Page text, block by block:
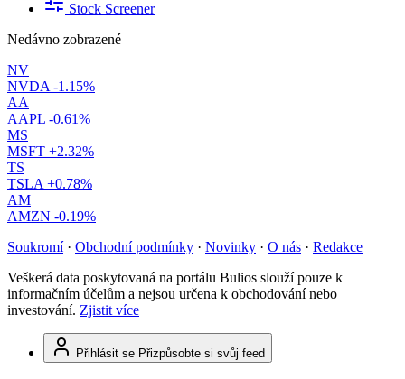
Stock Screener
Nedávno zobrazené
NV
NVDA -1.15%
AA
AAPL -0.61%
MS
MSFT +2.32%
TS
TSLA +0.78%
AM
AMZN -0.19%
Soukromí · Obchodní podmínky · Novinky · O nás · Redakce
Veškerá data poskytovaná na portálu Bulios slouží pouze k
informačním účelům a nejsou určena k obchodování nebo
investování. Zjistit více
Přihlásit se Přizpůsobte si svůj feed